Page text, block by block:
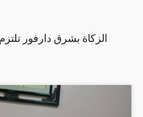
الزكاة بشرق دارفور